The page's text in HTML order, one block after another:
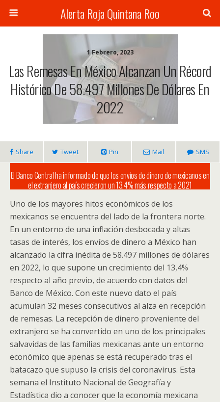
Alerta Roja Quintana Roo
1 Febrero, 2023
Las Remesas En México Alcanzan Un Récord
Histórico De 58.497 Millones De Dólares En
2022
Share Tweet Pin Mail SMS
El Banco Central ha informado de que los envíos de dinero de mexicanos en
el extranjero al país crecieron un 13,4% más respecto a 2021
Uno de los mayores hitos económicos de los
mexicanos se encuentra del lado de la frontera norte.
En un entorno de una inflación desbocada y altas
tasas de interés, los envíos de dinero a México han
alcanzado la cifra inédita de 58.497 millones de dólares
en 2022, lo que supone un crecimiento del 13,4%
respecto al año previo, de acuerdo con datos del
Banco de México. Con este nuevo dato el país
acumulan 32 meses consecutivos al alza en recepción
de remesas. La recepción de dinero proveniente del
extranjero se ha convertido en uno de los principales
salvavidas de las familias mexicanas ante un entorno
económico que apenas se está recuperado tras el
batacazo que supuso la crisis del coronavirus. Esta
semana el Instituto Nacional de Geografía y
Estadística dio a conocer que la economía mexicana